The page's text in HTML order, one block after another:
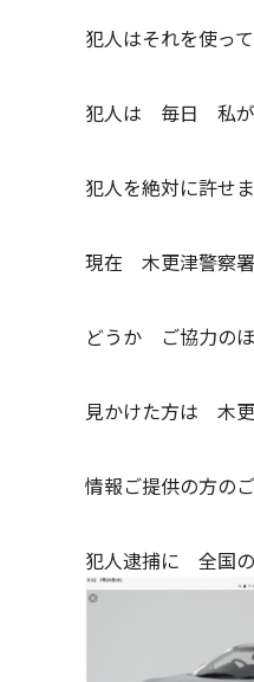
犯人はそれを使っ
犯人は 毎日 私が
犯人を絶対に許せ
現在 木更津警察
どうか ご協力の
見かけた方は 木
情報ご提供の方の
犯人逮捕に 全国